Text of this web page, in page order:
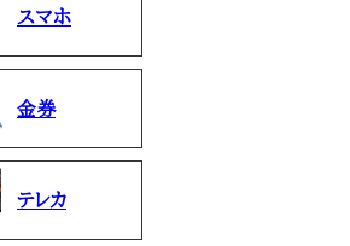
スマホ
金券
テレカ